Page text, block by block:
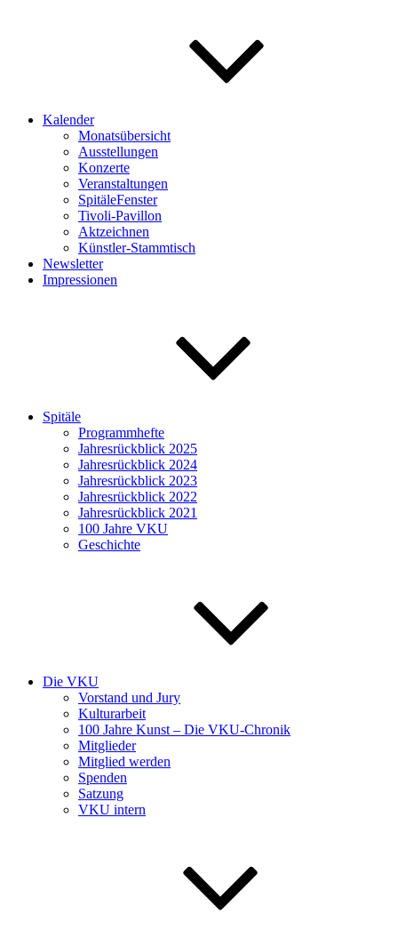
Kalender
Monatsübersicht
Ausstellungen
Konzerte
Veranstaltungen
SpitäleFenster
Tivoli-Pavillon
Aktzeichnen
Künstler-Stammtisch
Newsletter
Impressionen
Spitäle
Programmhefte
Jahresrückblick 2025
Jahresrückblick 2024
Jahresrückblick 2023
Jahresrückblick 2022
Jahresrückblick 2021
100 Jahre VKU
Geschichte
Die VKU
Vorstand und Jury
Kulturarbeit
100 Jahre Kunst – Die VKU-Chronik
Mitglieder
Mitglied werden
Spenden
Satzung
VKU intern